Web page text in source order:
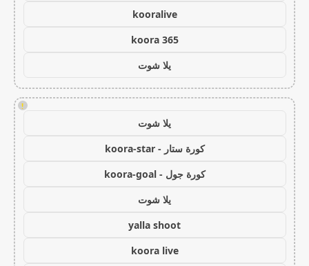
kooralive
koora 365
يلا شوت
!
يلا شوت
كورة ستار - koora-star
كورة جول - koora-goal
يلا شوت
yalla shoot
koora live